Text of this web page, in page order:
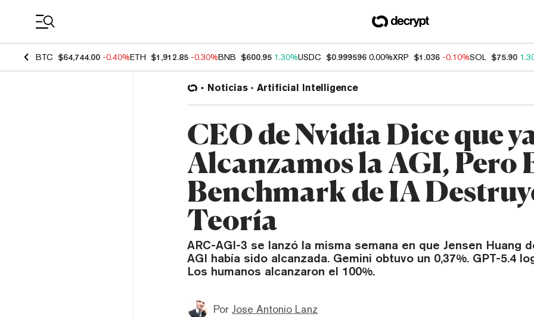
BTC $64,744.00 -0.40%ETH $1,912.85 -0.30%BNB $600.95 1.30%USDC $0.999596 0.00%XRP $1.036 -0.10%SOL $75.90
Noticias Artificial Intelligence
CEO de Nvidia Dice que
Alcanzamos la AGI, Pero
Benchmark de IA
Teoría
ARC-AGI-3 se lanzó la misma semana en que Jensen Huang
AGI había sido alcanzada. Gemini obtuvo un 0,37%. GPT-5.4
Los humanos alcanzaron el 100%.
Por Jose Antonio Lanz